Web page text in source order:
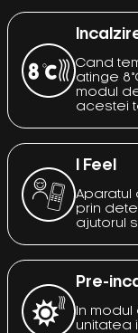
Cand
atinge
modul
acestei
I Feel
Aparatul
prin
ajutorul
Pre-
In
unitatea